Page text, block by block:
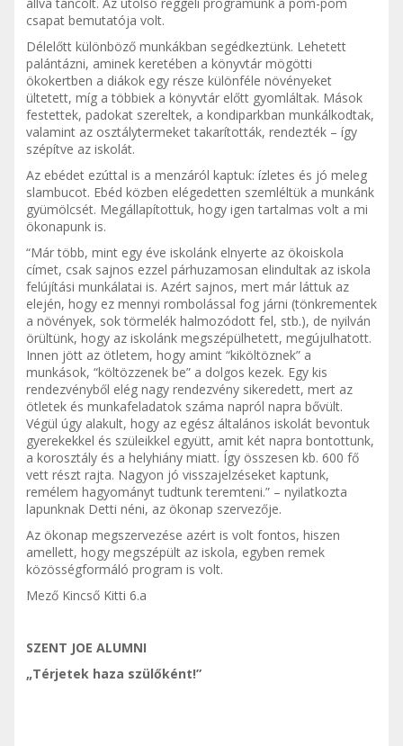
csapat bemutatója volt.
Délelőtt különböző munkákban segédkeztünk. Lehetett
palántázni, aminek keretében a könyvtár mögötti
ökokertben a diákok egy része különféle növényeket
ültetett, míg a többiek a könyvtár előtt gyomláltak. Mások
festettek, padokat szereltek, a kondiparkban munkálkodtak,
valamint az osztálytermeket takarították, rendezték – így
szépítve az iskolát.
Az ebédet ezúttal is a menzáról kaptuk: ízletes és jó meleg
slambucot. Ebéd közben elégedetten szemléltük a munkánk
gyümölcsét. Megállapítottuk, hogy igen tartalmas volt a mi
ökonapunk is.
“Már több, mint egy éve iskolánk elnyerte az ökoiskola
címet, csak sajnos ezzel párhuzamosan elindultak az iskola
felújítási munkálatai is. Azért sajnos, mert már láttuk az
elején, hogy ez mennyi rombolással fog járni (tönkrementek
a növények, sok törmelék halmozódott fel, stb.), de nyilván
örültünk, hogy az iskolánk megszépülhetett, megújulhatott.
Innen jött az ötletem, hogy amint “kiköltöznek” a
munkások, “költözzenek be” a dolgos kezek. Egy kis
rendezvényből elég nagy rendezvény sikeredett, mert az
ötletek és munkafeladatok száma napról napra bővült.
Végül úgy alakult, hogy az egész általános iskolát bevontuk
gyerekekkel és szüleikkel együtt, amit két napra bontottunk,
a korosztály és a helyhiány miatt. Így összesen kb. 600 fő
vett részt rajta. Nagyon jó visszajelzéseket kaptunk,
remélem hagyományt tudtunk teremteni.” – nyilatkozta
lapunknak Detti néni, az ökonap szervezője.
Az ökonap megszervezése azért is volt fontos, hiszen
amellett, hogy megszépült az iskola, egyben remek
közösségformáló program is volt.
Mező Kincső Kitti 6.a
SZENT JOE ALUMNI
„Térjetek haza szülőként!”